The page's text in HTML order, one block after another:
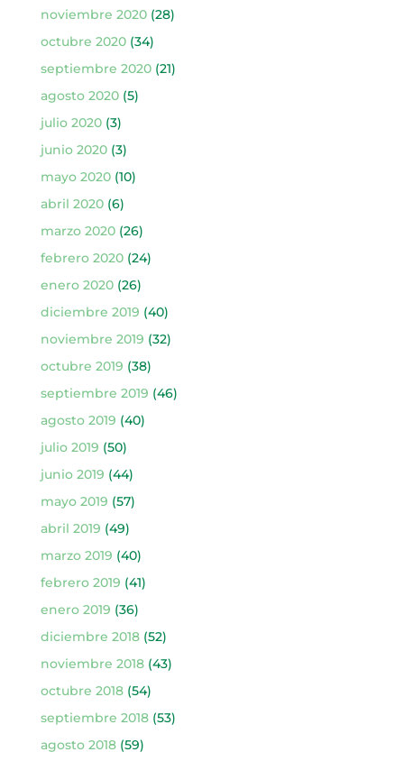
noviembre 2020(28)
octubre 2020(34)
septiembre 2020(21)
agosto 2020(5)
julio 2020(3)
junio 2020(3)
mayo 2020(10)
abril 2020(6)
marzo 2020(26)
febrero 2020(24)
enero 2020(26)
diciembre 2019 (40)
noviembre 2019 (32)
octubre 2019 (38)
septiembre 2019 (46)
agosto 2019 (40)
julio 2019 (50)
junio 2019 (44)
mayo 2019 (57)
abril 2019 (49)
marzo 2019 (40)
febrero 2019 (41)
enero 2019 (36)
diciembre 2018(52)
noviembre 2018(43)
octubre 2018(54)
septiembre 2018(53)
agosto 2018(59)